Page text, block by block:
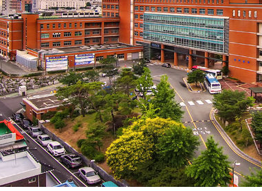
지속…강원동해안 최대 150㎜ 비
상승 마감…S&P 0.6% 나스닥 1.3%↑